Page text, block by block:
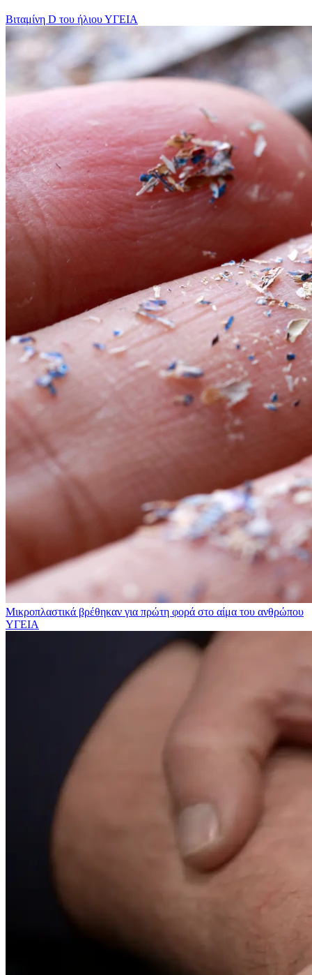
Βιταμίνη D του ήλιουΥΓΕΙΑ
Μικροπλαστικά βρέθηκαν για πρώτη φορά στο αίμα του ανθρώπου
ΥΓΕΙΑ